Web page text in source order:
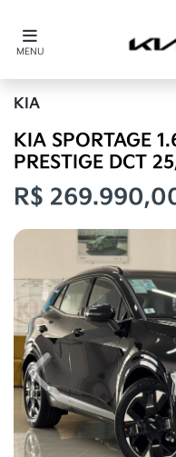
MENU
KIA
KIA SPORTAGE
PRESTIGE DCT
R$
Previous